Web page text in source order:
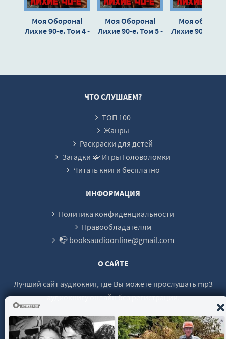
20
Моя Оборона!
Лихие 90-е. Том 4 -
Моя Оборона!
Лихие 90-е. Том 5 -
Моя
Лихие 90-е.
ЧТО СЛУШАЕМ?
ТОП 100
Жанры
Раскраски для детей
Загадки 🧩 Игры Головоломки
Читать книги бесплатно
ИНФОРМАЦИЯ
Политика конфиденциальности
Правообладателям
📭 booksaudioonline@gmail.com
О САЙТЕ
Лучший сайт аудиокниг, где Вы можете прослушать mp3
аудиокнигу онлайн без регистрации.